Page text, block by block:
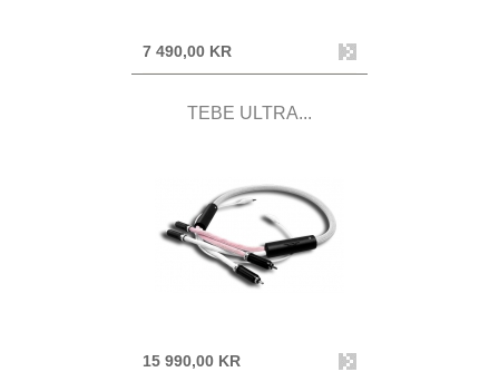
7 490,00 KR
TEBE ULTRA...
15 990,00 KR